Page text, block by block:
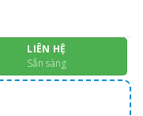
LIÊN HỆ
Sẵn sàng